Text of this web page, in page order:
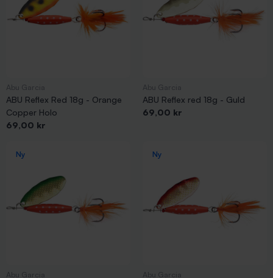
ABU Reflex Red 18g - Orange
Copper Holo
Pris
69,00 kr
ABU Reflex red 18g - Guld
Pris
69,00 kr
Ny Ny